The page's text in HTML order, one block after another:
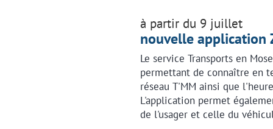
à partir du 9 juillet
nouvelle application
Le service Transports en
permettant de connaître en
réseau T'MM ainsi que
L'application permet
de l'usager et celle du